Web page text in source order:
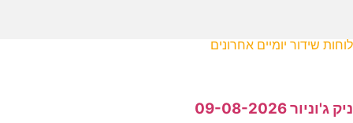
לוחות שידור יומיים אחרונים
ניק ג'וניור 09-08-2026